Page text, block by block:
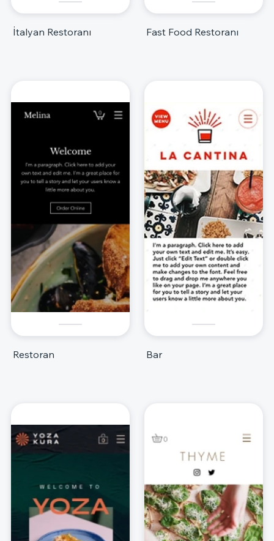
İtalyan Restoranı Fast Food Restoranı
Restoran Bar